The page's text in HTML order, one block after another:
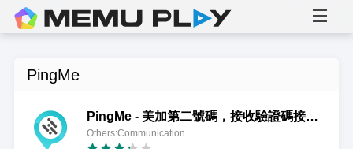
PingMe
PingMe - 美加第二號碼，接收驗證碼接碼平台
Others:Communication